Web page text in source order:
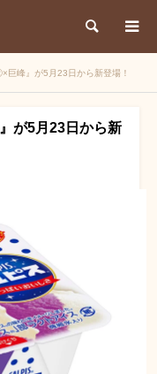
検索
巨峰』が5月23日から新登場！
が5月23日から新